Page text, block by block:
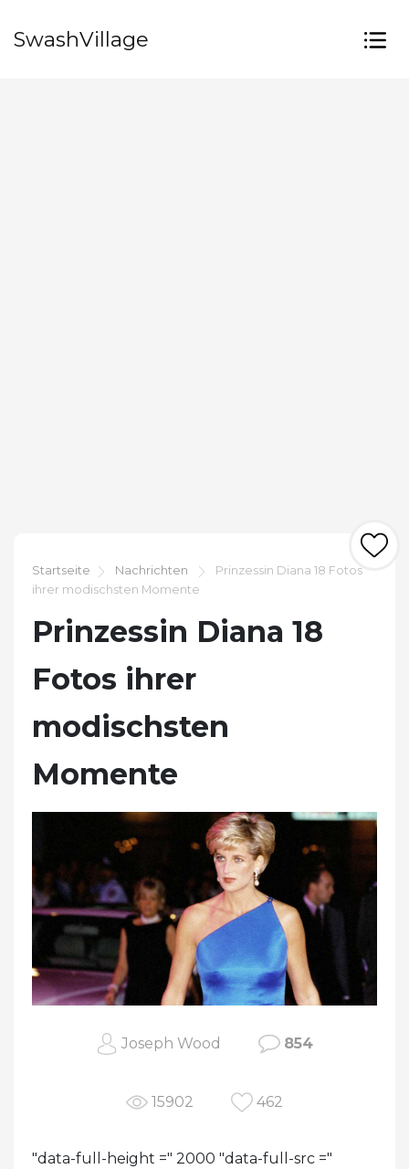
SwashVillage
Startseite Nachrichten
Prinzessin Diana 18 Fotos
ihrer modischsten Momente
Prinzessin Diana 18
Fotos ihrer
modischsten
Momente
Joseph Wood 854
15902 462
"data-full-height =" 2000 "data-full-src ="